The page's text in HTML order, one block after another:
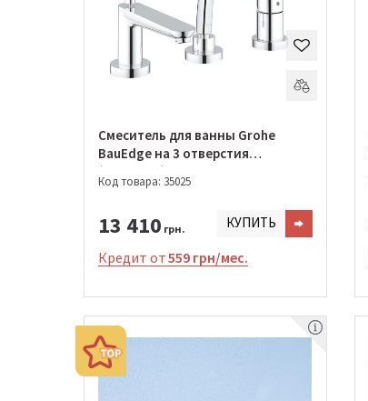
Смеситель для ванны Grohe
BauEdge на 3 отверстия
(2511700A)
Код товара: 35025
13 410 грн. КУПИТЬ
Кредит от559 грн/мес.